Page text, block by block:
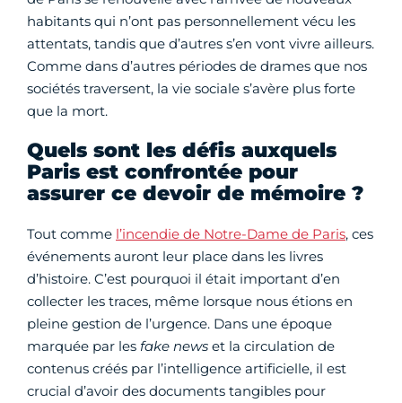
habitants qui n’ont pas personnellement vécu les
attentats, tandis que d’autres s’en vont vivre ailleurs.
Comme dans d’autres périodes de drames que nos
sociétés traversent, la vie sociale s’avère plus forte
que la mort.
Quels sont les défis auxquels
Paris est confrontée pour
assurer ce devoir de mémoire ?
Tout comme l’incendie de Notre-Dame de Paris, ces
événements auront leur place dans les livres
d’histoire. C’est pourquoi il était important d’en
collecter les traces, même lorsque nous étions en
pleine gestion de l’urgence. Dans une époque
marquée par les fake news et la circulation de
contenus créés par l’intelligence artificielle, il est
crucial d’avoir des documents tangibles pour